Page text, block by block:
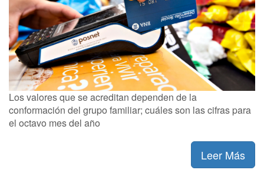
Los valores que se acreditan dependen de la
conformación del grupo familiar; cuáles son las cifras para
el octavo mes del año
Leer Más